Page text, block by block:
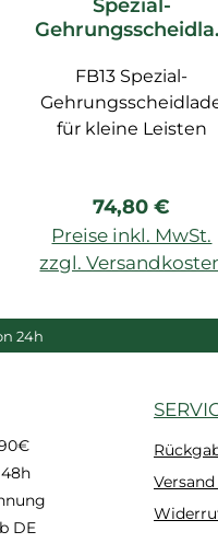
Spezial-
Zubehör
FB13 Spezial-
für kleine Leisten
Regulärer
74,80 €
Preise inkl. MwSt.
zzgl.
24h
DE